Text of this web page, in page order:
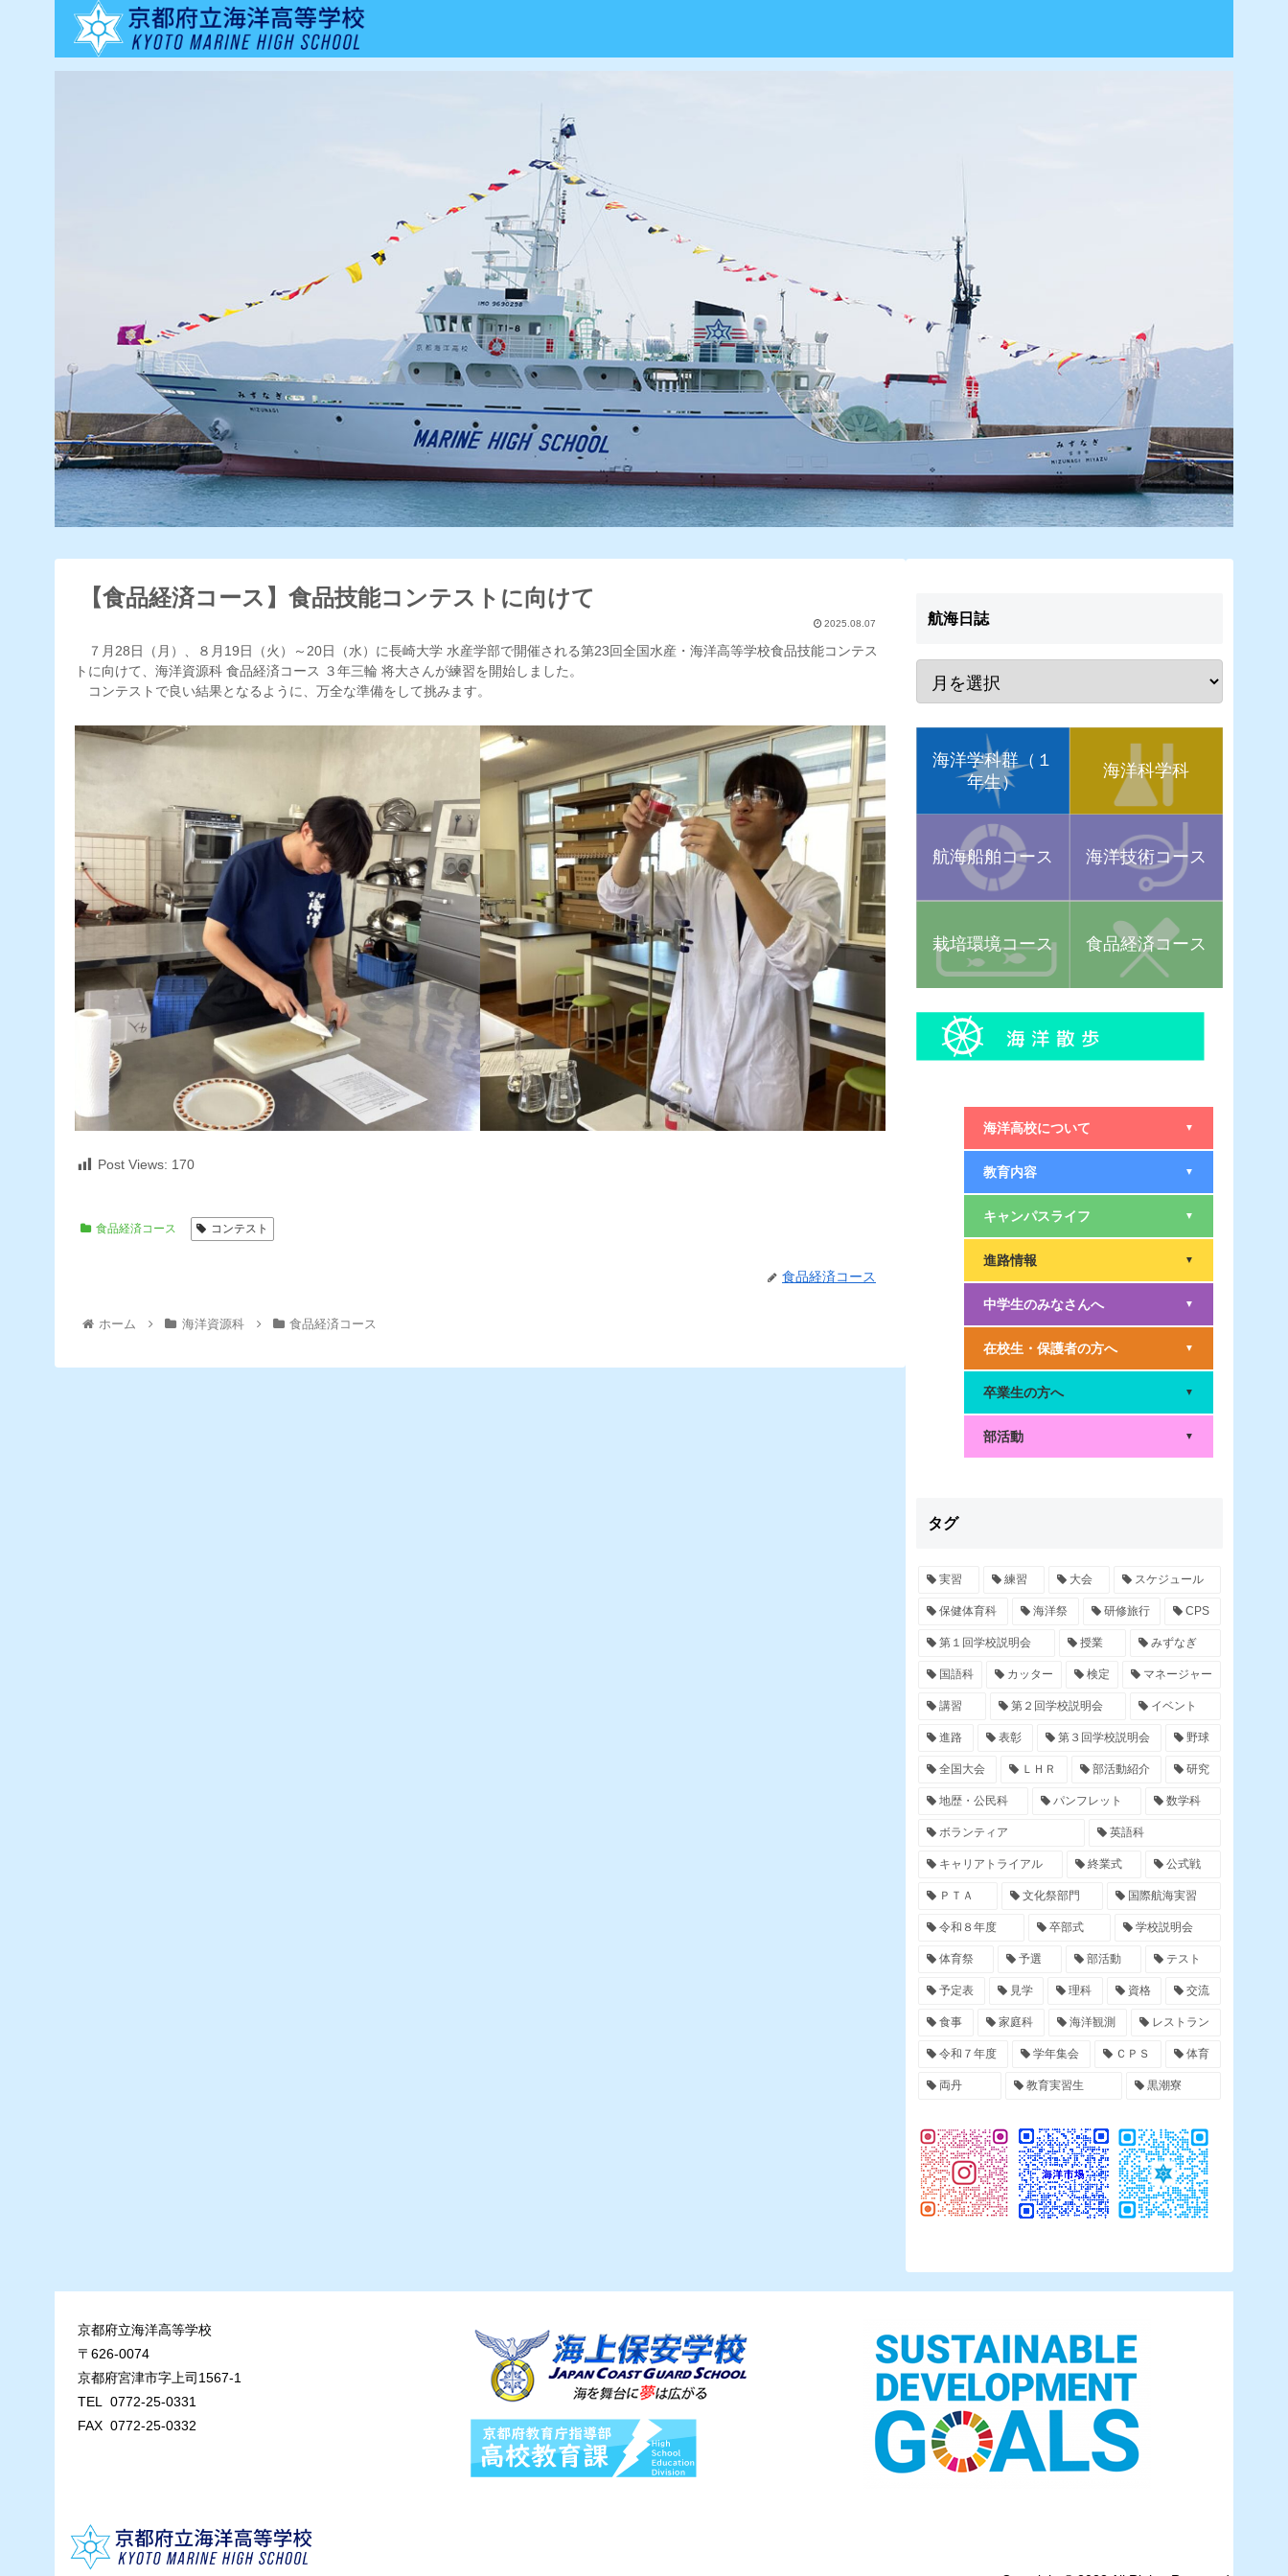
【食品経済コース】食品技能コンテストに向けて
2025.08.07
７月28日（月）、８月19日（火）～20日（水）に長崎大学 水産学部で開催される第23回全国水産・海洋高等学校食品技能コンテス
トに向けて、海洋資源科 食品経済コース ３年三輪 将大さんが練習を開始しました。
コンテストで良い結果となるように、万全な準備をして挑みます。
Post Views: 170
食品経済コース コンテスト
食品経済コース
ホーム 海洋資源科 食品経済コース
航海日誌
海洋学科群（１
年生）
海洋科学科
航海船舶コース 海洋技術コース
栽培環境コース 食品経済コース
海洋高校について ▼
教育内容 ▼
キャンパスライフ ▼
進路情報 ▼
中学生のみなさんへ ▼
在校生・保護者の方へ ▼
卒業生の方へ ▼
部活動 ▼
タグ
実習 練習 大会 スケジュール
保健体育科 海洋祭 研修旅行 CPS
第１回学校説明会 授業 みずなぎ
国語科 カッター 検定 マネージャー
講習 第２回学校説明会 イベント
進路 表彰 第３回学校説明会 野球
全国大会 ＬＨＲ 部活動紹介 研究
地歴・公民科 パンフレット 数学科
ボランティア 英語科
キャリアトライアル 終業式 公式戦
ＰＴＡ 文化祭部門 国際航海実習
令和８年度 卒部式 学校説明会
体育祭 予選 部活動 テスト
予定表 見学 理科 資格 交流
食事 家庭科 海洋観測 レストラン
令和７年度 学年集会 ＣＰＳ 体育
両丹 教育実習生 黒潮寮
京都府立海洋高等学校
〒626-0074
京都府宮津市字上司1567-1
TEL 0772-25-0331
FAX 0772-25-0332